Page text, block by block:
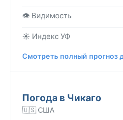
👁️ Видимость
☀️ Индекс УФ
Смотреть полный прогноз
Погода в Чикаго
🇺🇸 США